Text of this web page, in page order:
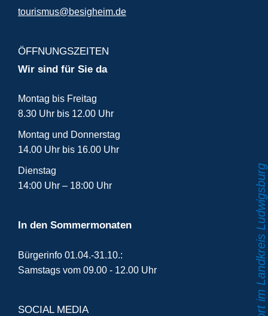
tourismus@besigheim.de
ÖFFNUNGSZEITEN
Wir sind für Sie da
Montag bis Freitag
8.30 Uhr bis 12.00 Uhr
Montag und Donnerstag
14.00 Uhr bis 16.00 Uhr
Dienstag
14:00 Uhr – 18:00 Uhr
In den Sommermonaten
Bürgerinfo 01.04.-31.10.:
Samstags vom 09.00 - 12.00 Uhr
SOCIAL MEDIA